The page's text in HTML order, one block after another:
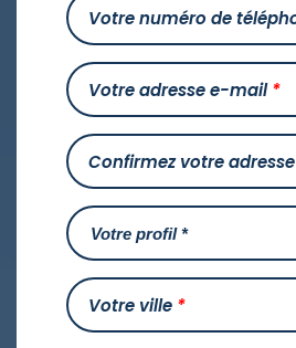
Votre numéro de
Votre adresse e-mail*
Confirmez votre
Votre ville *